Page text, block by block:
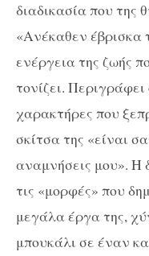
διαδικασία που της
«Ανέκαθεν έβρισκα
ενέργεια της ζωής
τονίζει.
χαρακτήρες που
σκίτσα της «είναι
αναμνήσεις μου». Η
τις «μορφές» που
μεγάλα έργα της,
μπουκάλι σε έναν